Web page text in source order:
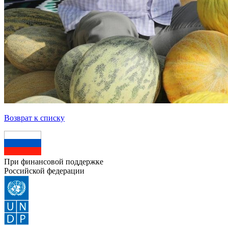
Возврат к списку
При финансовой поддержке
Российской федерации